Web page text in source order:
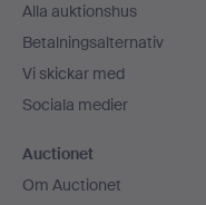
Alla auktionshus
Betalningsalternativ
Vi skickar med
Sociala medier
Auctionet
Om Auctionet